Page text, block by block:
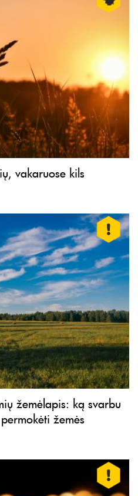
vakaruose kils
žemėlapis: ką svarbu
žemės